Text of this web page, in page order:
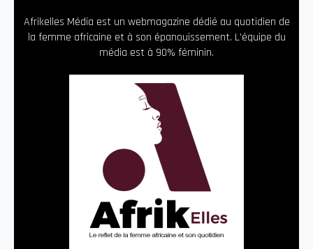
Afrikelles Média est un webmagazine dédié au quotidien de
la femme africaine et à son épanouissement. L’équipe du
média est à 90% féminin.